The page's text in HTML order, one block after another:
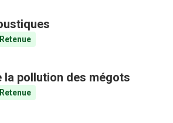
Retenue
la pollution des mégots
Retenue